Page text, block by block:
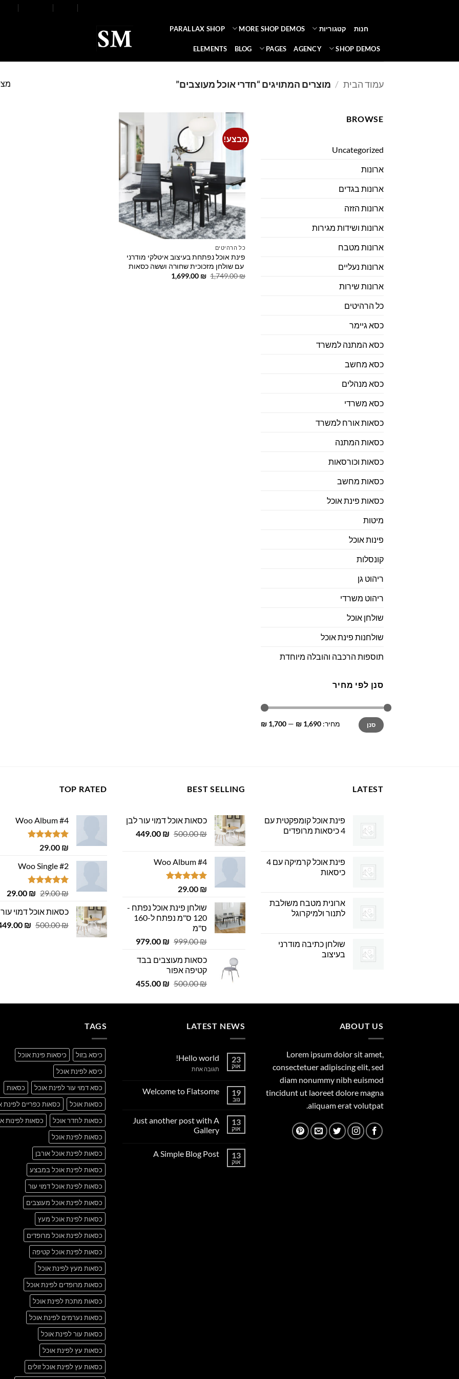
חנות קטגוריות MORE SHOP DEMOS
PARALLAX SHOP
SHOP DEMOS
AGENCY
PAGES
BLOG
ELEMENTS
עמוד הבית / מוצרים המתויגים “חדרי אוכל מעוצבים”
BROWSE
Uncategorized
ארונות
ארונות בגדים
ארונות הזזה
ארונות ושידות מגירות
ארונות מטבח
ארונות נעליים
ארונות שירות
כל הרהיטים
כסא גיימר
כסא המתנה למשרד
כסא מחשב
כסא מנהלים
כסא משרדי
כסאות אורח למשרד
כסאות המתנה
כסאות וכורסאות
כסאות מחשב
כסאות פינת אוכל
מיטות
פינות אוכל
קונסלות
ריהוט גן
ריהוט משרדי
שולחן אוכל
שולחנות פינת אוכל
תוספות הרכבה והובלה מיוחדת
סנן לפי מחיר
מחיר
מינימלי
מחיר
מקסימלי
סנן מחיר: 1,690 ₪
—
1,700 ₪
מבצע!
Add to
wishlist
כל הרהיטים
פינת אוכל נפתחת בעיצוב איטלקי מודרני
עם שולחן מזכוכית שחורה וששה כסאות
1,749.00₪
המחיר
1,699.00 ₪
LATEST
פינת אוכל קומפקטית עם
4 כיסאות מרופדים
פינת אוכל קרמיקה עם 4
כיסאות
ארונית מטבח משולבת
לתנור ולמיקרוגל
שולחן כתיבה מודרני
בעיצוב
BEST SELLING
כסאות אוכל דמוי עור לבן
500.00₪
המחיר
500.00 ₪.
449.00 ₪
המחיר
Woo Album #4
דורג5.00
29.00 ₪
שולחן פינת אוכל נפתח -
120 ס"מ נפתח ל-160
ס"מ
999.00₪
המחיר
היה:
999.00 ₪.
979.00 ₪
המחיר
כסאות מעוצבים בבד
קטיפה אפור
500.00₪
המחיר
היה:
455.00 ₪
המחיר
הוא:
TOP RATED
Woo Album #4
דורג5.00
29.00 ₪
Woo Single #2
דורג4.75
29.00₪
המחיר
היה:
29.00 ₪.
29.00 ₪
₪.
כסאות אוכל דמוי
500.00₪
המחיר
₪
ABOUT US
Lorem ipsum dolor sit amet,
consectetuer adipiscing elit, sed
diam nonummy nibh euismod
tincidunt ut laoreet dolore magna
aliquam erat volutpat.
LATEST NEWS
23
אוק
Hello world!
תגובה אחתעל
19
נוב
Welcome to Flatsome
Welcome
to
Flatsome
13
אוק
Just another post with A
Gallery
על
13
אוק
A Simple Blog Post
TAGS
כיסא בזול
כיסאות פינת אוכל
כיסא לפינת אוכל
כסא דמוי עור לפינת אוכל
כסאות
כסאות אוכל
כסאות כפריים לפינת
כסאות לחדר אוכל
כסאות לפינות
כסאות לפינת אוכל
כסאות לפינת אוכל אורבן
כסאות לפינת אוכל במבצע
כסאות לפינת אוכל דמוי עור
כסאות לפינת אוכל מעוצבים
כסאות לפינת אוכל מעץ
כסאות לפינת אוכל מרופדים
כסאות לפינת אוכל קטיפה
כסאות מעץ לפינת אוכל
כסאות מרופדים לפינת אוכל
כסאות מתכת לפינת אוכל
כסאות נערמים לפינת אוכל
כסאות עור לפינת אוכל
כסאות עץ לפינת אוכל
כסאות עץ לפינת אוכל זולים